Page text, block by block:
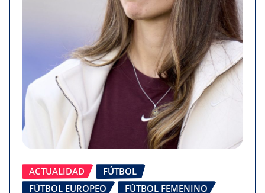
ACTUALIDAD
FÚTBOL
FÚTBOL EUROPEO
FÚTBOL FEMENINO